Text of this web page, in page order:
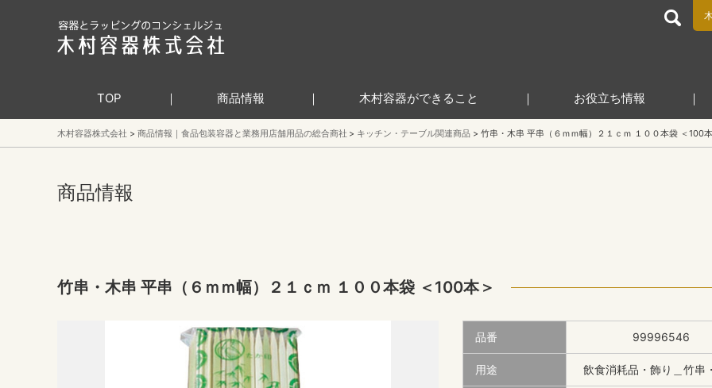
食品包装容器と業務用店舗用品の総合商社 木村容器株式会
TOP 商品情報 木村容器ができること お役立ち情報
木村容器株式会社 商品情報｜食品包装容器と業務用店舗用品の総合商社 キッチン・テーブル関連商品 竹串・木串 平串（６ｍｍ幅）２１ｃｍ １００本袋 ＜100
商品情報
竹串・木串 平串（６ｍｍ幅）２１ｃｍ １００本袋 ＜100本＞
品番 99996546
用途 飲食消耗品・飾り＿竹串